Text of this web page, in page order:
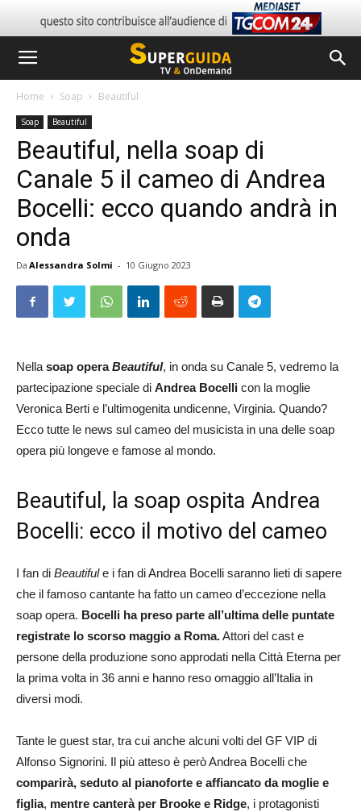
Home Soap Beautiful
Soap Beautiful
Beautiful, nella soap di
Canale 5 il cameo di Andrea
Bocelli: ecco quando andrà in
onda
Da Alessandra Solmi - 10 Giugno 2023
Nella soap operaBeautiful, in onda su Canale 5, vedremo la
partecipazione speciale di Andrea Bocelli con la moglie
Veronica Berti e l’ultimogenita undicenne, Virginia. Quando?
Ecco tutte le news sul cameo del musicista in una delle soap
opera più longeve e famose al mondo.
Beautiful, la soap ospita Andrea
Bocelli: ecco il motivo del cameo
I fan di Beautifule i fan di Andrea Bocelli saranno lieti di sapere
che il famoso cantante ha fatto un cameo d’eccezione nella
soap opera. Bocelli ha preso parte all’ultima delle puntate
registrate lo scorso maggio a Roma.Attori del cast e
persone della produzione sono approdati nella Città Eterna per
la prima volta in 36 anni e hanno reso omaggio all’Italia in
diversi modi.
Tante le guest star, tra cui anche alcuni volti del GF VIP di
Alfonso Signorini. Il più atteso è però Andrea Bocelli che
comparirà, seduto al pianoforte e affiancato da moglie e
figlia, mentre canterà per Brooke e Ridge, i protagonisti